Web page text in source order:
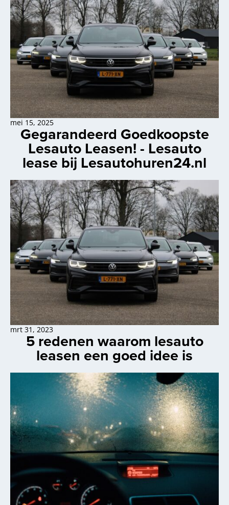
mei 15, 2025
Gegarandeerd Goedkoopste
Lesauto Leasen! - Lesauto
lease bij Lesautohuren24.nl
mrt 31, 2023
5 redenen waarom lesauto
leasen een goed idee is